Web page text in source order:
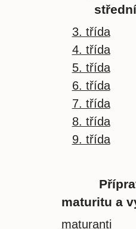
3. třída
4. třída
5. třída
6. třída
7. třída
8. třída
9. třída
maturitu a
maturanti